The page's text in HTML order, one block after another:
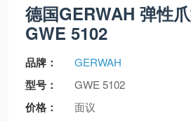
德国GERWAH 弹性
GWE 5102
品牌： GERWAH
型号： GWE 5102
价格： 面议